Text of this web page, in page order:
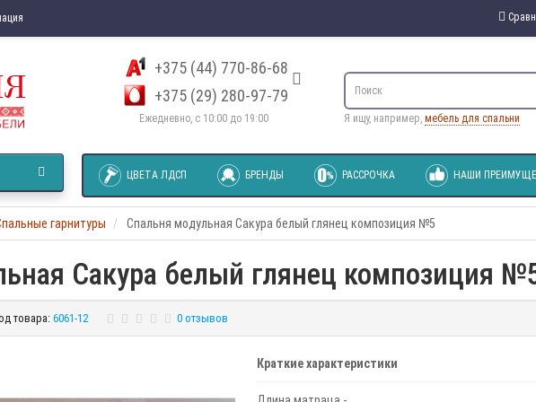
+375 (44) 770-86-68
+375 (29) 280-97-79
Ежедневно, с 10:00 до 19:00 Я ищу, например, мебель для спальни
ЦВЕТА ЛДСП БРЕНДЫ РАССРОЧКА НАШИ
гарнитуры Спальня модульная Сакура белый глянец композиция №5
Сакура белый глянец композиция
товара: 6061-12 0 отзывов
Краткие характеристики